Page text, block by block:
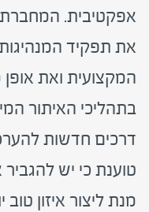
אפקטיבית.
את תפקיד
המקצועית ואת אופן
בתהליכי האיתור
דרכים חדשות
טוענת כי יש
מנת ליצור איזון טוב